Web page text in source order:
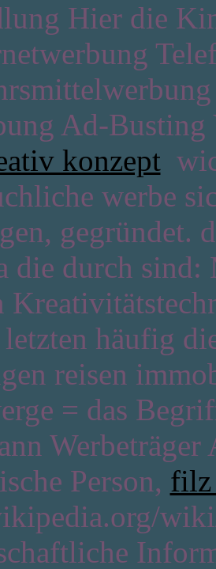
Hier die
Ad-Busting
konzept
werbe
gegründet.
die durch sind:
häufig
reisen
= das
Werbeträger
Person, filz